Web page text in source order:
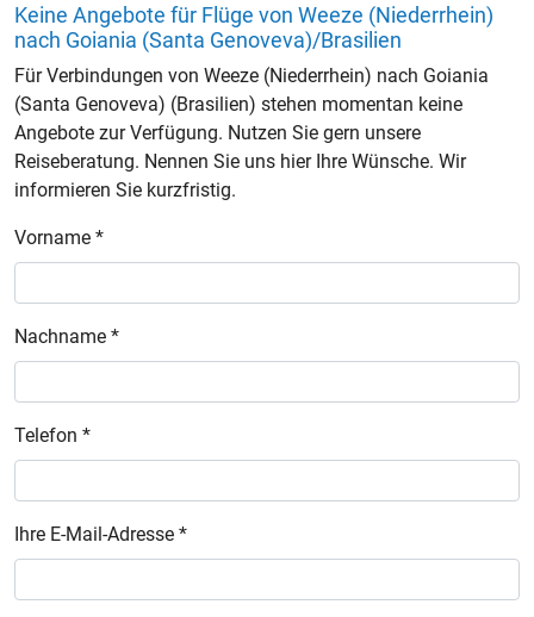
Keine Angebote für Flüge von Weeze (Niederrhein)
nach Goiania (Santa Genoveva)/Brasilien
Für Verbindungen von Weeze (Niederrhein) nach Goiania
(Santa Genoveva) (Brasilien) stehen momentan keine
Angebote zur Verfügung. Nutzen Sie gern unsere
Reiseberatung. Nennen Sie uns hier Ihre Wünsche. Wir
informieren Sie kurzfristig.
Vorname *
Nachname *
Telefon *
Ihre E-Mail-Adresse *